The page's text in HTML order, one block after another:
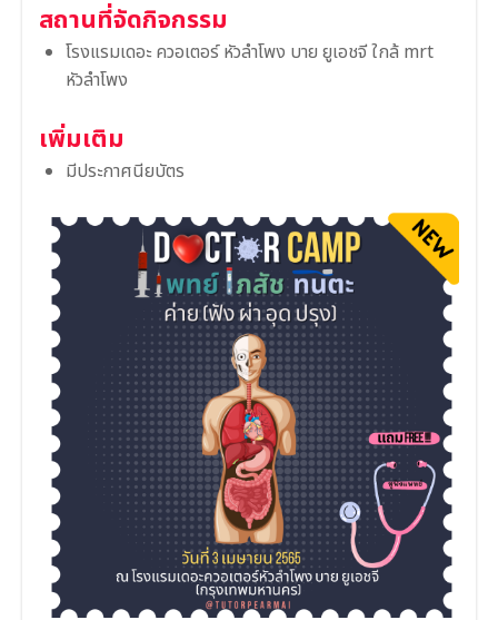
สถานที่จัดกิจกรรม
โรงแรมเดอะ ควอเตอร์ หัวลำโพง บาย ยูเอชจี ใกล้ mrt
หัวลำโพง
เพิ่มเติม
มีประกาศนียบัตร